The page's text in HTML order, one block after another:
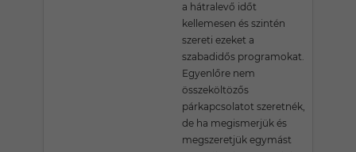
a hátralevő időt
kellemesen és szintén
szereti ezeket a
szabadidős programokat.
Egyenlőre nem
összeköltözős
párkapcsolatot szeretnék,
de ha megismerjük és
megszeretjük egymást